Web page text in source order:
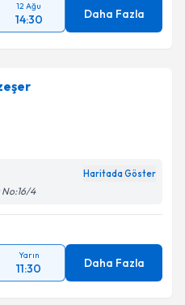
12 Ağu
14:30 Daha Fazla
Haritada Göster
No:16/4
Yarın
11:30 Daha Fazla